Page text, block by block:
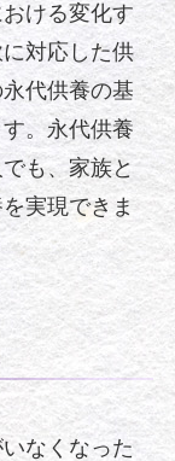
ける変化す
対応した供
代供養の基
。永代供養
も、家族と
実現できま
なくなった